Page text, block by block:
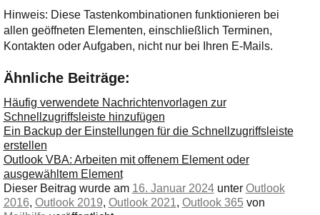
Hinweis: Diese Tastenkombinationen funktionieren bei
allen geöffneten Elementen, einschließlich Terminen,
Kontakten oder Aufgaben, nicht nur bei Ihren E-Mails.
Ähnliche Beiträge:
Häufig verwendete Nachrichtenvorlagen zur
Schnellzugriffsleiste hinzufügen
Ein Backup der Einstellungen für die Schnellzugriffsleiste
erstellen
Outlook VBA: Arbeiten mit offenem Element oder
ausgewähltem Element
Dieser Beitrag wurde am 16. Januar 2024unter Outlook
2016, Outlook 2019, Outlook 2021, Outlook 365 von